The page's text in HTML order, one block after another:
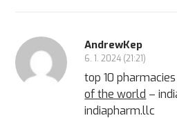
AndrewKep
6. 1. 2024 (21:21)
top 10
of the world –
indiapharm.llc